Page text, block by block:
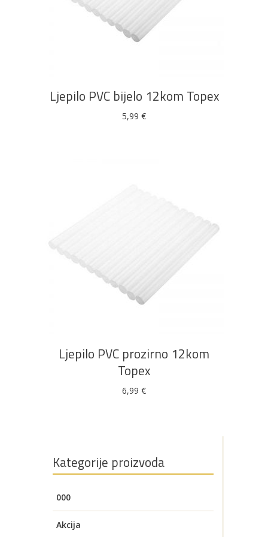
Elektromaterijal
DODAJ U KOŠARICU
Ljepilo PVC bijelo 12kom Topex
5,99 €
DODAJ U KOŠARICU
Ljepilo PVC prozirno 12kom
Topex
6,99 €
Kategorije proizvoda
000
Akcija